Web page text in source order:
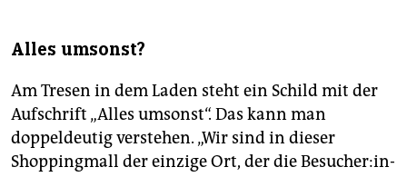
Alles umsonst?
Am Tresen in dem Laden steht ein Schild mit der
Aufschrift „Alles umsonst“. Das kann man
doppeldeutig verstehen. „Wir sind in dieser
Shoppingmall der einzige Ort, der die Be­su­che­r:in­